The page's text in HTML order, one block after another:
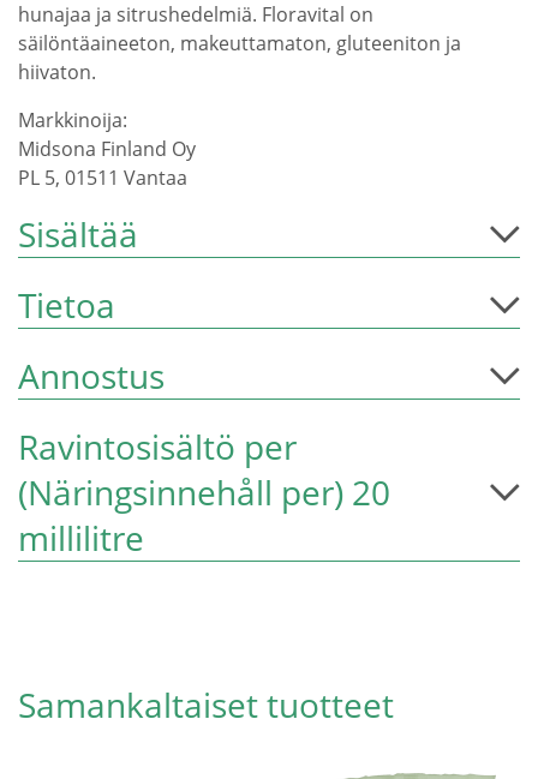
hunajaa ja sitrushedelmiä. Floravital on
säilöntäaineeton, makeuttamaton, gluteeniton ja
hiivaton.
Markkinoija:
Midsona Finland Oy
PL 5, 01511 Vantaa
Sisältää
Tietoa
Annostus
Ravintosisältö per
(Näringsinnehåll per) 20
millilitre
Samankaltaiset tuotteet